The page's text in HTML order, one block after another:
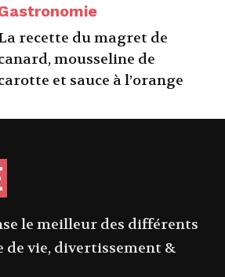
recette du magret de
mousseline de
et sauce à l’orange
le meilleur des différents
de vie, divertissement &